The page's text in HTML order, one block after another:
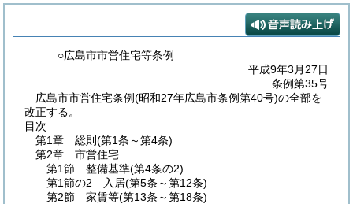
○広島市市営住宅等条例
平成9年3月27日
条例第35号
広島市市営住宅条例(昭和27年広島市条例第40号)の全部を
改正する。
目次
第1章
総則 (第1条～第4条)
第2章
市営住宅
第1節
整備基準(第4条の2)
第1節の2
入居(第5条～第12条)
第2節
家賃等(第13条～第18条)